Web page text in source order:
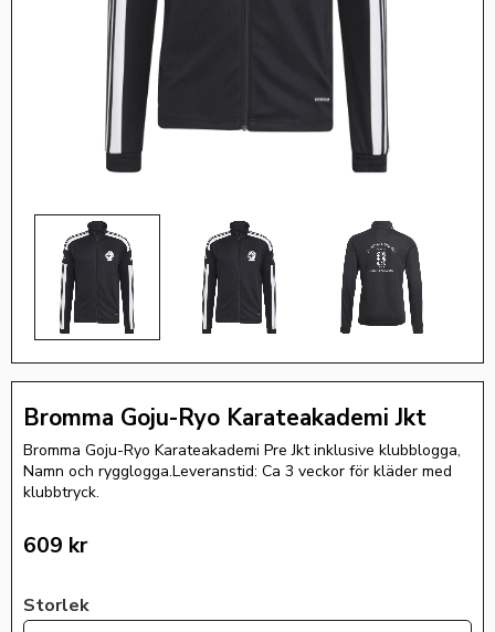
Bromma Goju-Ryo Karateakademi Jkt
Bromma Goju-Ryo Karateakademi Pre Jkt inklusive klubblogga,
Namn och rygglogga.Leveranstid: Ca 3 veckor för kläder med
klubbtryck.
609 kr
Storlek